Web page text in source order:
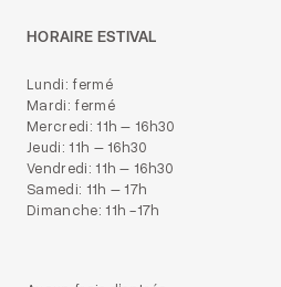
HORAIRE ESTIVAL
Lundi: fermé
Mardi: fermé
Mercredi: 11h – 16h30
Jeudi: 11h – 16h30
Vendredi: 11h – 16h30
Samedi: 11h – 17h
Dimanche: 11h -17h